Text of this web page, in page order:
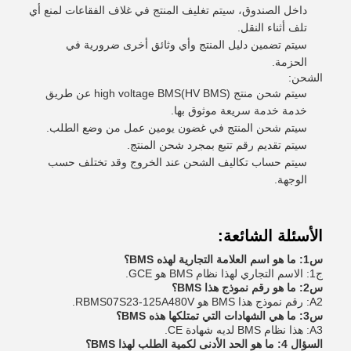
داخل الصندوق، سيتم تغليف المنتج في غلاف الفقاعات لمنع أي
تلف أثناء النقل.
سيتم تضمين دليل المنتج وأي وثائق أخرى ضرورية في
الحزمة.
الشحن:
سيتم شحن منتج high voltage BMS(HV BMS) عن طريق
خدمة خدمة سريعة موثوق بها.
سيتم شحن المنتج في غضون يومين عمل من وضع الطلب.
سيتم تقديم رقم تتبع بمجرد شحن المنتج.
سيتم حساب تكاليف الشحن عند الخروج وقد تختلف حسب
الوجهة.
الأسئلة الشائعة:
س1: ما هو اسم العلامة التجارية لهذه BMS؟
ج1: الاسم التجاري لهذا نظام BMS هو GCE.
س2: ما هو رقم نموذج هذا BMS؟
A2: رقم نموذج هذا BMS هو RBMS07S23-125A480V.
س3: ما هي الشهادات التي تمتلكها هذه BMS؟
A3: هذا نظام BMS لديه شهادة CE.
السؤال 4: ما هو الحد الأدنى لكمية الطلب لهذا BMS؟